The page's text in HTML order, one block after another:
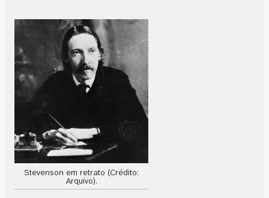
Stevenson em retrato (Crédito:
Arquivo).